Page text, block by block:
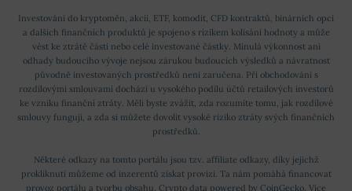
Investování do kryptoměn, akcií, ETF, komodit, CFD kontraktů, binárních opcí
a dalších finančních produktů je spojeno s rizikem kolísání hodnoty a může
vést ke ztrátě části nebo celé investované částky. Minulá výkonnost ani
odhady budoucího vývoje nejsou zárukou budoucích výsledků a návratnost
původně investovaných prostředků není zaručena. Při obchodování s
rozdílovými smlouvami dochází u vysokého podílu účtů retailových investorů
ke vzniku finanční ztráty. Měli byste zvážit, zda rozumíte tomu, jak rozdílové
smlouvy fungují, a zda si můžete dovolit vysoké riziko ztráty svých finančních
prostředků.
Některé odkazy na tomto portálu jsou tzv. affiliate odkazy, díky jejichž
prokliknutí můžeme od inzerentů získat provizi. Ta nám pomáhá financovat
provoz portálu a tvorbu obsahu. Crypto data powered by CoinGecko. Více